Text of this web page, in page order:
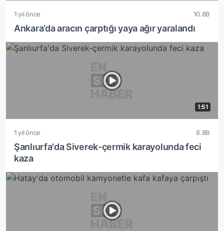
1 yıl önce 10.8B
Ankara’da aracın çarptığı yaya ağır yaralandı
1:51
1 yıl önce 6.8B
Şanlıurfa'da Siverek-çermik karayolunda feci
kaza